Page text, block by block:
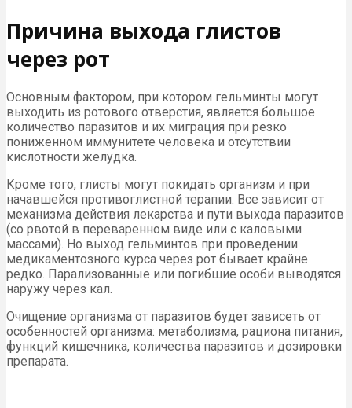
Причина выхода глистов
через рот
Основным фактором, при котором гельминты могут
выходить из ротового отверстия, является большое
количество паразитов и их миграция при резко
пониженном иммунитете человека и отсутствии
кислотности желудка.
Кроме того, глисты могут покидать организм и при
начавшейся противоглистной терапии. Все зависит от
механизма действия лекарства и пути выхода паразитов
(со рвотой в переваренном виде или с каловыми
массами). Но выход гельминтов при проведении
медикаментозного курса через рот бывает крайне
редко. Парализованные или погибшие особи выводятся
наружу через кал.
Очищение организма от паразитов будет зависеть от
особенностей организма: метаболизма, рациона питания,
функций кишечника, количества паразитов и дозировки
препарата.